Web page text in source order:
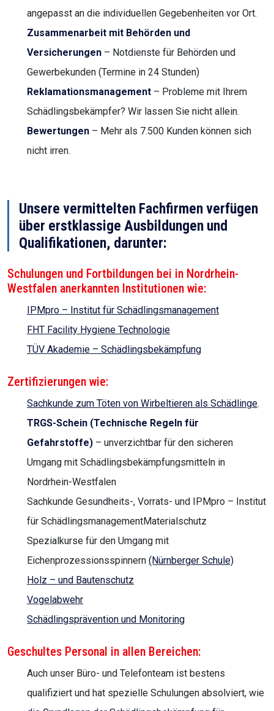
angepasst an die individuellen Gegebenheiten vor Ort.
Zusammenarbeit mit Behörden und
Versicherungen – Notdienste für Behörden und
Gewerbekunden (Termine in 24 Stunden)
Reklamationsmanagement – Probleme mit Ihrem
Schädlingsbekämpfer? Wir lassen Sie nicht allein.
Bewertungen – Mehr als 7.500 Kunden können sich
nicht irren.
Unsere vermittelten Fachfirmen verfügen
über erstklassige Ausbildungen und
Qualifikationen, darunter:
Schulungen und Fortbildungen bei in Nordrhein-
Westfalen anerkannten Institutionen wie:
IPMpro – Institut für Schädlingsmanagement
FHT Facility Hygiene Technologie
TÜV Akademie – Schädlingsbekämpfung
Zertifizierungen wie:
Sachkunde zum Töten von Wirbeltieren als Schädlinge.
TRGS-Schein (Technische Regeln für
Gefahrstoffe) – unverzichtbar für den sicheren
Umgang mit Schädlingsbekämpfungsmitteln in
Nordrhein-Westfalen
Sachkunde Gesundheits-, Vorrats- und IPMpro – Institut
für SchädlingsmanagementMaterialschutz
Spezialkurse für den Umgang mit
Eichenprozessionsspinnern (Nürnberger Schule)
Holz – und Bautenschutz
Vogelabwehr
Schädlingsprävention und Monitoring
Geschultes Personal in allen Bereichen:
Auch unser Büro- und Telefonteam ist bestens
qualifiziert und hat spezielle Schulungen absolviert, wie